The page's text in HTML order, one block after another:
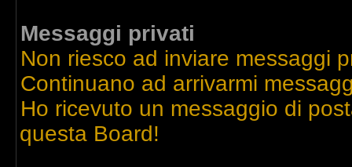
Messaggi privati
Non riesco ad inviare messaggi
Continuano ad arrivarmi
Ho ricevuto un messaggio di
questa Board!